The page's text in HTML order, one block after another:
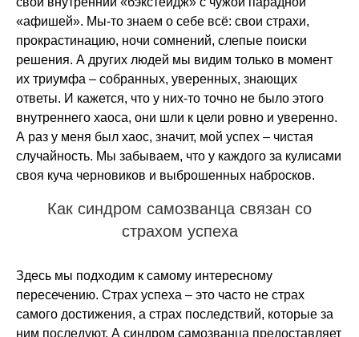
«афишей». Мы-то знаем о себе всё: свои страхи,
прокрастинацию, ночи сомнений, слепые поиски
решения. А других людей мы видим только в момент
их триумфа – собранных, уверенных, знающих
ответы. И кажется, что у них-то точно не было этого
внутреннего хаоса, они шли к цели ровно и уверенно.
А раз у меня был хаос, значит, мой успех – чистая
случайность. Мы забываем, что у каждого за кулисами
своя куча черновиков и выброшенных набросков.
Как синдром самозванца связан со
страхом успеха
Здесь мы подходим к самому интересному
пересечению. Страх успеха – это часто не страх
самого достижения, а страх последствий, которые за
ним последуют. А синдром самозванца предоставляет